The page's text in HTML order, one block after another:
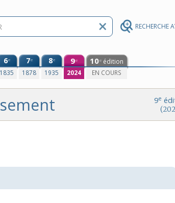
RECHERCHE
6e
1835
7e
1878
8e
1935
9e
2024
10e édition
EN COURS
9e